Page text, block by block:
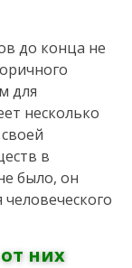
до конца не
для
несколько
в
было, он
них